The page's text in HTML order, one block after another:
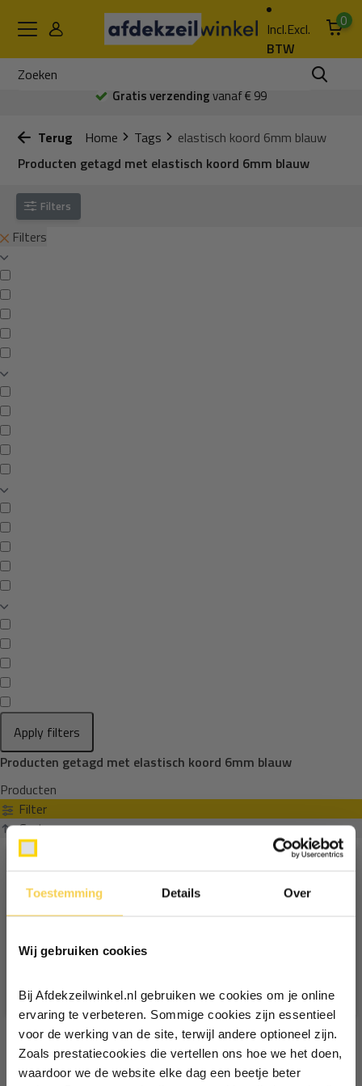
Toestemming Details Over
Wij gebruiken cookies
Bij Afdekzeilwinkel.nl gebruiken we cookies om je online
ervaring te verbeteren. Sommige cookies zijn essentieel
voor de werking van de site, terwijl andere optioneel zijn.
Zoals prestatiecookies die vertellen ons hoe we het doen,
waardoor we de website elke dag een beetje beter
Incl.Excl.
BTW
0
Gratis verzendingvanaf € 99
Terug Home Tags
elastisch koord 6mm blauw
Producten getagd met elastisch koord 6mm blauw
Filters
Filters
Apply filters
Producten getagd met elastisch koord 6mm blauw
Producten
Filter
Sorteren op
Ontvang €5,- korting!
Schrijf je in voor de nieuwsbrief en
Vul je e-mailadres in‍⁪⁪
Particulier Zakelijk